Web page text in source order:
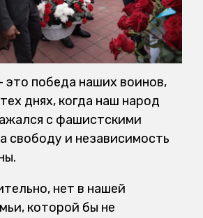
победа наших воинов,
днях, когда наш народ
с фашистскими
свободу и независимость
нет в нашей
которой бы не